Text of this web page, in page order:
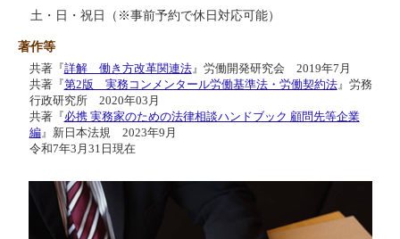
土・日・祝日（※事前予約で休日対応可能）
著作等
共著『 詳解 働き方改革関連法』労働開発研究会 2019年7月
共著『 第2版 実務コンメンタール労働基準法・労働契約法』労務
行政研究所 2020年03月
共著『 必携 実務家のための法律相談ハンドブック 顧問先等企業
編』新日本法規 2023年9月
令和7年3月31日現在